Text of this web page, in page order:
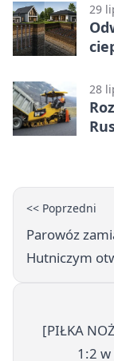
29
28
<< Poprzedni
Parowóz
Hutniczym
[PIŁKA
1:2 w